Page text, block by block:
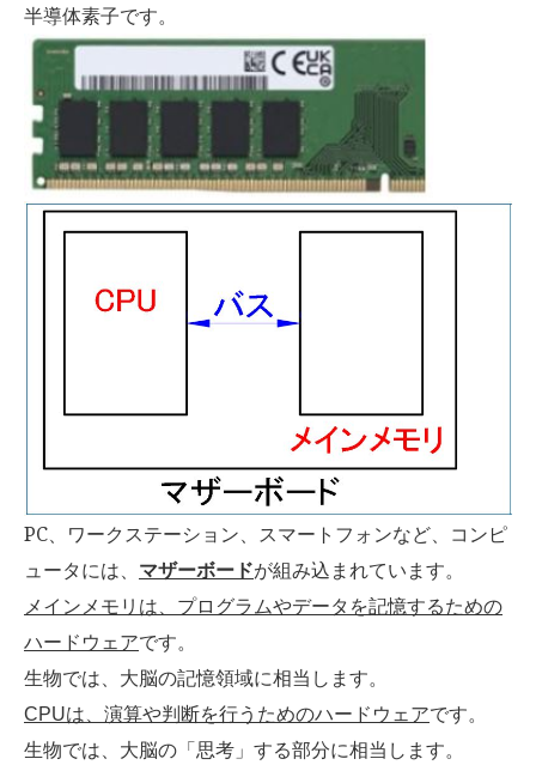
半導体素子です。
PC、ワークステーション、スマートフォンなど、コンピ
ュータには、
マザーボードが組み込まれています。
メインメモリは、プログラムやデータを記憶するための
ハードウェアです。
生物では、大脳の記憶領域に相当します。
CPUは、演算や判断を行うためのハードウェアです。
生物では、大脳の「思考」する部分に相当します。